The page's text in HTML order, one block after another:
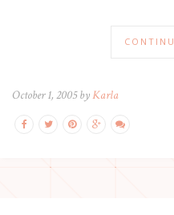
October 1, 2005 byKarla